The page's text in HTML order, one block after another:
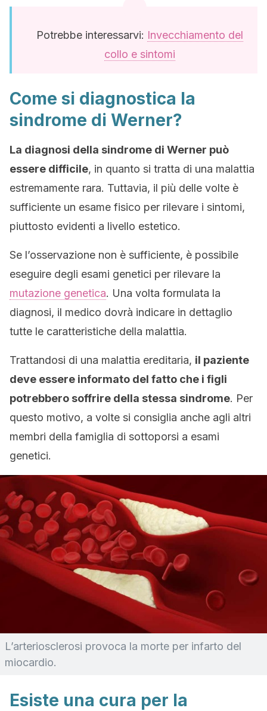
Potrebbe interessarvi: Invecchiamento del
collo e sintomi
Come si diagnostica la
sindrome di Werner?
La diagnosi della sindrome di Werner può
essere difficile, in quanto si tratta di una malattia
estremamente rara. Tuttavia, il più delle volte è
sufficiente un esame fisico per rilevare i sintomi,
piuttosto evidenti a livello estetico.
Se l’osservazione non è sufficiente, è possibile
eseguire degli esami genetici per rilevare la
mutazione genetica. Una volta formulata la
diagnosi, il medico dovrà indicare in dettaglio
tutte le caratteristiche della malattia.
Trattandosi di una malattia ereditaria, il paziente
deve essere informato del fatto che i figli
potrebbero soffrire della stessa sindrome. Per
questo motivo, a volte si consiglia anche agli altri
membri della famiglia di sottoporsi a esami
genetici.
L’arteriosclerosi provoca la morte per infarto del
miocardio.
Esiste una cura per la